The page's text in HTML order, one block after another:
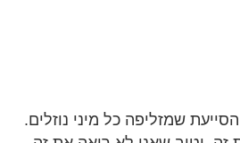
שמזליפה כל מיני נוזלים.